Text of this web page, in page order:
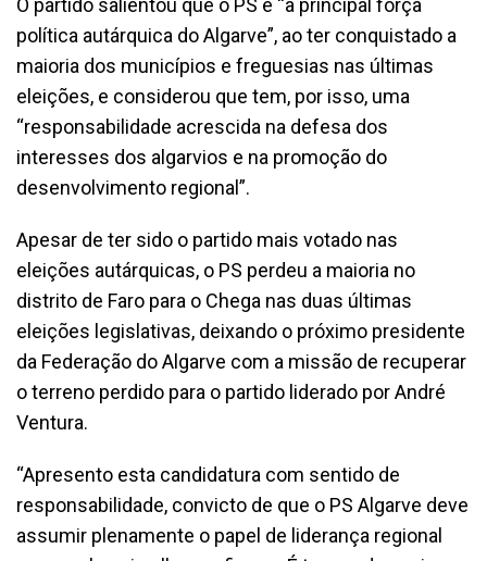
política autárquica do Algarve”, ao ter conquistado a
maioria dos municípios e freguesias nas últimas
eleições, e considerou que tem, por isso, uma
“responsabilidade acrescida na defesa dos
interesses dos algarvios e na promoção do
desenvolvimento regional”.
Apesar de ter sido o partido mais votado nas
eleições autárquicas, o PS perdeu a maioria no
distrito de Faro para o Chega nas duas últimas
eleições legislativas, deixando o próximo presidente
da Federação do Algarve com a missão de recuperar
o terreno perdido para o partido liderado por André
Ventura.
“Apresento esta candidatura com sentido de
responsabilidade, convicto de que o PS Algarve deve
assumir plenamente o papel de liderança regional